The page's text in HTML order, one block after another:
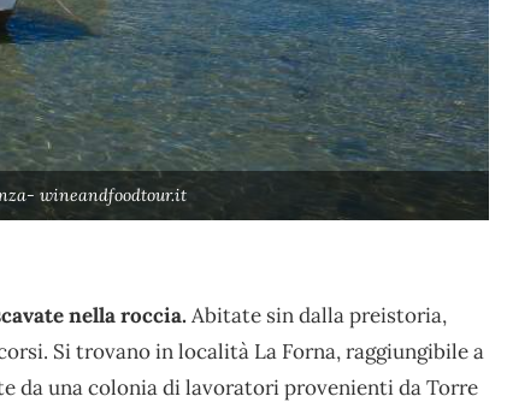
wineandfoodtour.it
nella roccia. Abitate sin dalla preistoria,
Si trovano in località La Forna, raggiungibile a
da una colonia di lavoratori provenienti da Torre